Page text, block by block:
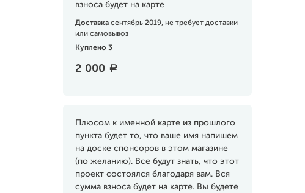
взноса будет на карте
Доставка сентябрь 2019, не требует доставки
или самовывоз
Куплено 3
2 000 a
Плюсом к именной карте из прошлого
пункта будет то, что ваше имя напишем
на доске спонсоров в этом магазине
(по желанию). Все будут знать, что этот
проект состоялся благодаря вам. Вся
сумма взноса будет на карте. Вы будете